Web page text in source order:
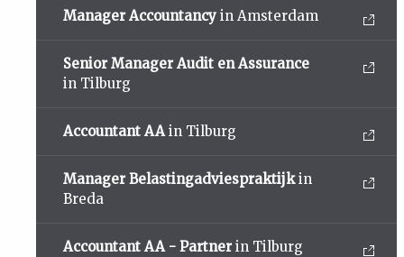
Manager Accountancy in Amsterdam
Senior Manager Audit en Assurance
in Tilburg
Accountant AA in Tilburg
Manager Belastingadviespraktijkin
Breda
Accountant AA - Partner in Tilburg